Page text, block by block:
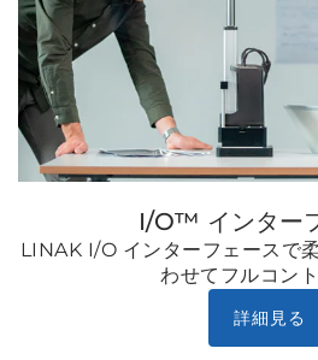
I/O™ インター
LINAK I/O インターフェースで
わせてフルコン
詳細見る